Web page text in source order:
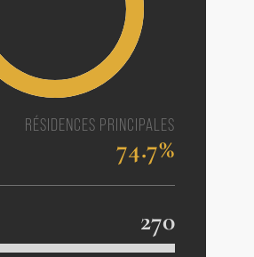
RÉSIDENCES PRINCIPALES
74.7%
270